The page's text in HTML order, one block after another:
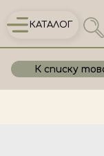
КАТАЛОГ
К списку